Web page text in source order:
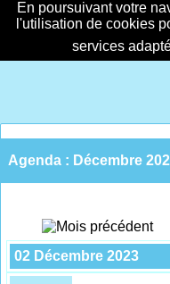
En poursuivant votre
l'utilisation de cookies
services
Agenda : Décembre
02 Décembre 2023